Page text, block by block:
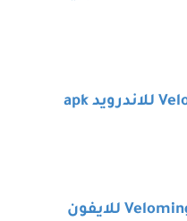
للاندرويد apk
للايفون